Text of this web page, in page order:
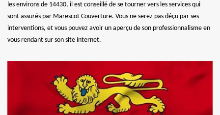
les environs de 14430, il est conseillé de se tourner vers les services qui
sont assurés par Marescot Couverture. Vous ne serez pas déçu par ses
interventions, et vous pouvez avoir un aperçu de son professionnalisme en
vous rendant sur son site internet.